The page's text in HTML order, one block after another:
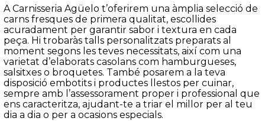
A Carnisseria Agüelo t’oferirem una àmplia selecció de
carns fresques de primera qualitat, escollides
acuradament per garantir sabor i textura en cada
peça. Hi trobaràs talls personalitzats preparats al
moment segons les teves necessitats, així com una
varietat d’elaborats casolans com hamburgueses,
salsitxes o broquetes. També posarem a la teva
disposició embotits i productes llestos per cuinar,
sempre amb l’assessorament proper i professional que
ens caracteritza, ajudant-te a triar el millor per al teu
dia a dia o per a ocasions especials.